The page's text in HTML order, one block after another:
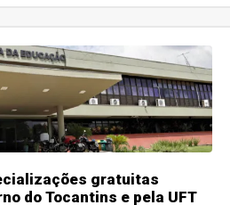
gratuitas
do Tocantins e pela UFT